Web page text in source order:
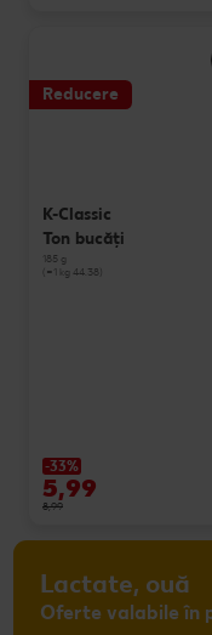
Reducere
K-Classic
Ton bucăți
185 g
(=1 kg 44.38)
-33%
5,99
8,99
Lactate, ouă
Oferte valabile în